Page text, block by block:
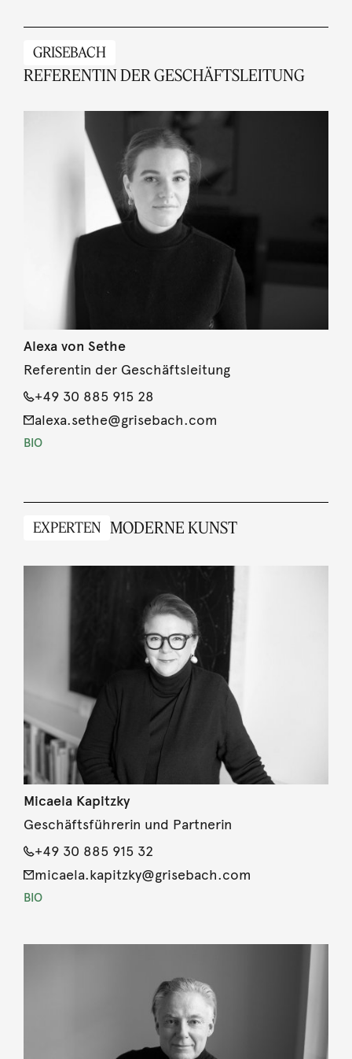
GRISEBACH
REFERENTIN DER GESCHÄFTSLEITUNG
Alexa von Sethe
Referentin der Geschäftsleitung
+49 30 885 915 28
alexa.sethe@grisebach.com
BIO
EXPERTEN MODERNE KUNST
Micaela Kapitzky
Geschäftsführerin und Partnerin
+49 30 885 915 32
micaela.kapitzky@grisebach.com
BIO